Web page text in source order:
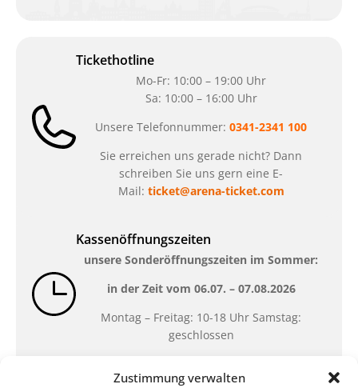
Zustimmung verwalten
Tickethotline
Mo-Fr: 10:00 – 19:00 Uhr
Sa: 10:00 – 16:00 Uhr
Unsere Telefonnummer: 0341-2341 100
Sie erreichen uns gerade nicht? Dann
schreiben Sie uns gern eine E-
Mail: ticket@arena-ticket.com
Kassenöffnungszeiten
unsere Sonderöffnungszeiten im Sommer:
in der Zeit vom 06.07. – 07.08.2026
Montag – Freitag: 10-18 Uhr Samstag:
geschlossen